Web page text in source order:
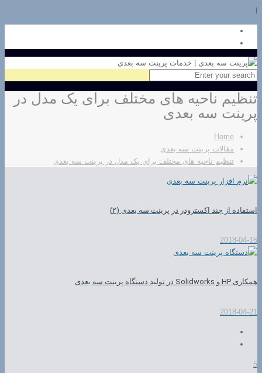
تنظیم ناحیه های مختلف برای یک مدل در
پرینت سه بعدی
Home
مقالات پرینت سه بعدی
تنظیم ناحیه های مختلف برای یک مدل در پرینت سه بعدی
استفاده از چند اکسترودر در پرینت سه بعدی (۲)
2018-04-16
همکاری HP و Solidworks در تولید دستگاه پرینت سه بعدی
2018-04-21
5